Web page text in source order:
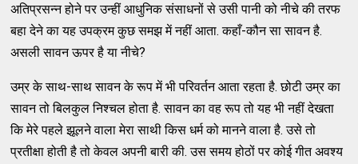
अतिप्रसन्न होने पर उन्हीं आधुनिक संसाधनों से उसी पानी को नीचे की तरफ
बहा देने का यह उपक्रम कुछ समझ में नहीं आता. कहाँ-कौन सा सावन है.
असली सावन ऊपर है या नीचे?
उम्र के साथ-साथ सावन के रूप में भी परिवर्तन आता रहता है. छोटी उम्र का
सावन तो बिलकुल निश्चल होता है. सावन का वह रूप तो यह भी नहीं देखता
कि मेरे पहले झूलने वाला मेरा साथी किस धर्म को मानने वाला है. उसे तो
प्रतीक्षा होती है तो केवल अपनी बारी की. उस समय होठों पर कोई गीत अवश्य